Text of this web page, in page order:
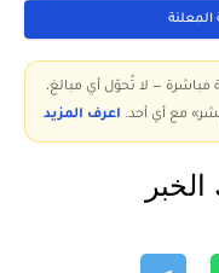
المعلنة
مباشرة — لا تُحوّل أي مبالغ،
مع أي أحد. اعرف المزيد